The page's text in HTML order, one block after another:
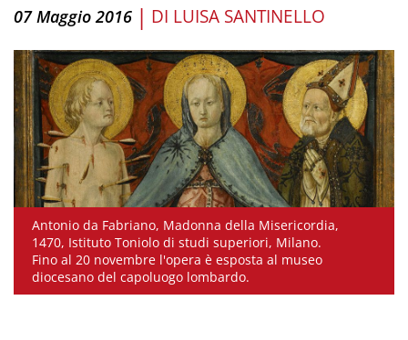
07 Maggio 2016 | DI LUISA SANTINELLO
Antonio da Fabriano, Madonna della Misericordia,
1470, Istituto Toniolo di studi superiori, Milano.
Fino al 20 novembre l'opera è esposta al museo
diocesano del capoluogo lombardo.